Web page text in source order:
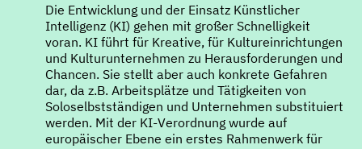
Die Entwicklung und der Einsatz Künstlicher
Intelligenz (KI) gehen mit großer Schnelligkeit
voran. KI führt für Kreative, für Kultureinrichtungen
und Kulturunternehmen zu Herausforderungen und
Chancen. Sie stellt aber auch konkrete Gefahren
dar, da z.B. Arbeitsplätze und Tätigkeiten von
Soloselbstständigen und Unternehmen substituiert
werden. Mit der KI-Verordnung wurde auf
europäischer Ebene ein erstes Rahmenwerk für